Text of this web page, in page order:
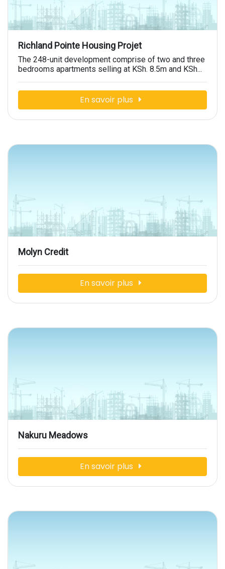
Richland Pointe Housing Projet
The 248-unit development comprise of two and three
bedrooms apartments selling at KSh. 8.5m and KSh...
En savoir plus
Molyn Credit
En savoir plus
Nakuru Meadows
En savoir plus